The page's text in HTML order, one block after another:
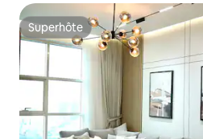
Superhôte
Superhôte